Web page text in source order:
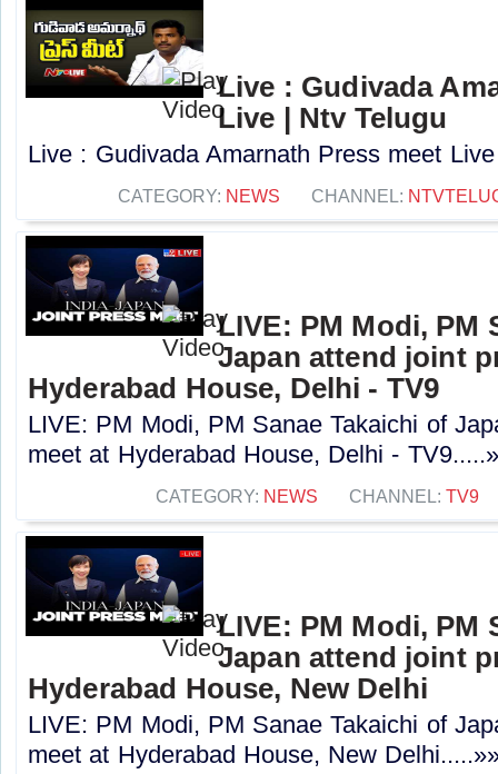
Live : Gudivada
Live | Ntv Telugu
Live : Gudivada Amarnath Press meet
CATEGORY: NEWS CHANNEL:
LIVE: PM Modi, PM
Japan attend joint
Hyderabad House, Delhi - TV9
LIVE: PM Modi, PM Sanae Takaichi of
meet at Hyderabad House, Delhi -
CATEGORY: NEWS CHANNEL: TV9
LIVE: PM Modi, PM
Japan attend joint
Hyderabad House, New Delhi
LIVE: PM Modi, PM Sanae Takaichi of
meet at Hyderabad House, New